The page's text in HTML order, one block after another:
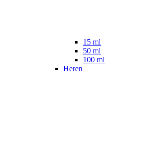
15 ml
50 ml
100 ml
Heren